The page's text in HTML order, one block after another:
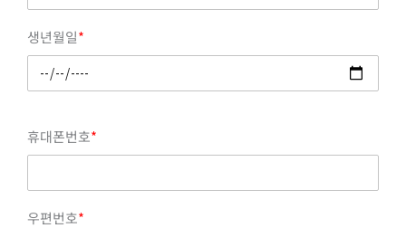
생년월일*
휴대폰번호*
우편번호*